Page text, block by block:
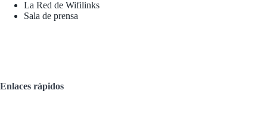
La Red de Wifilinks
Sala de prensa
Enlaces rápidos